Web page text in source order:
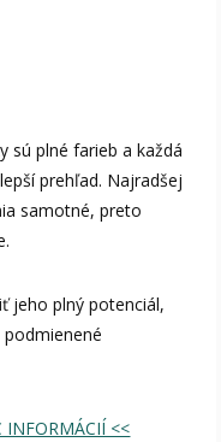
sú plné farieb a každá
prehľad. Najradšej
samotné, preto
jeho plný potenciál,
podmienené
INFORMÁCIÍ <<